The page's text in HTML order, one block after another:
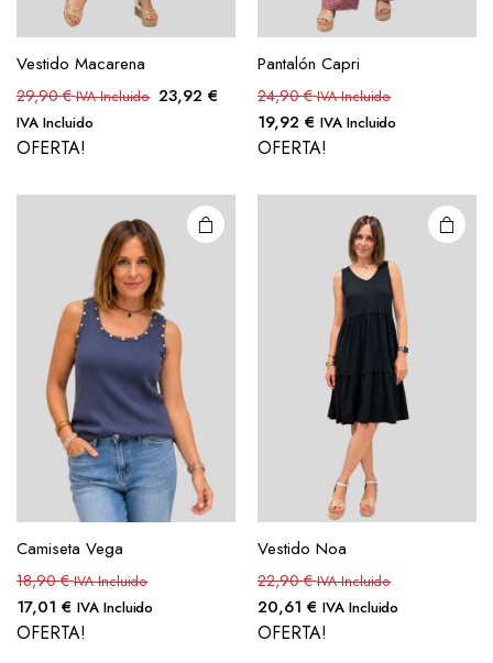
Vestido Macarena
29,90€ IVA Incluido 23,92€
IVA Incluido
OFERTA!
Pantalón Capri
24,90€ IVA Incluido
19,92 € IVA Incluido
OFERTA!
Camiseta Vega
18,90€ IVA Incluido
17,01 € IVA Incluido
OFERTA!
Vestido Noa
22,90€ IVA Incluido
20,61 € IVA Incluido
OFERTA!